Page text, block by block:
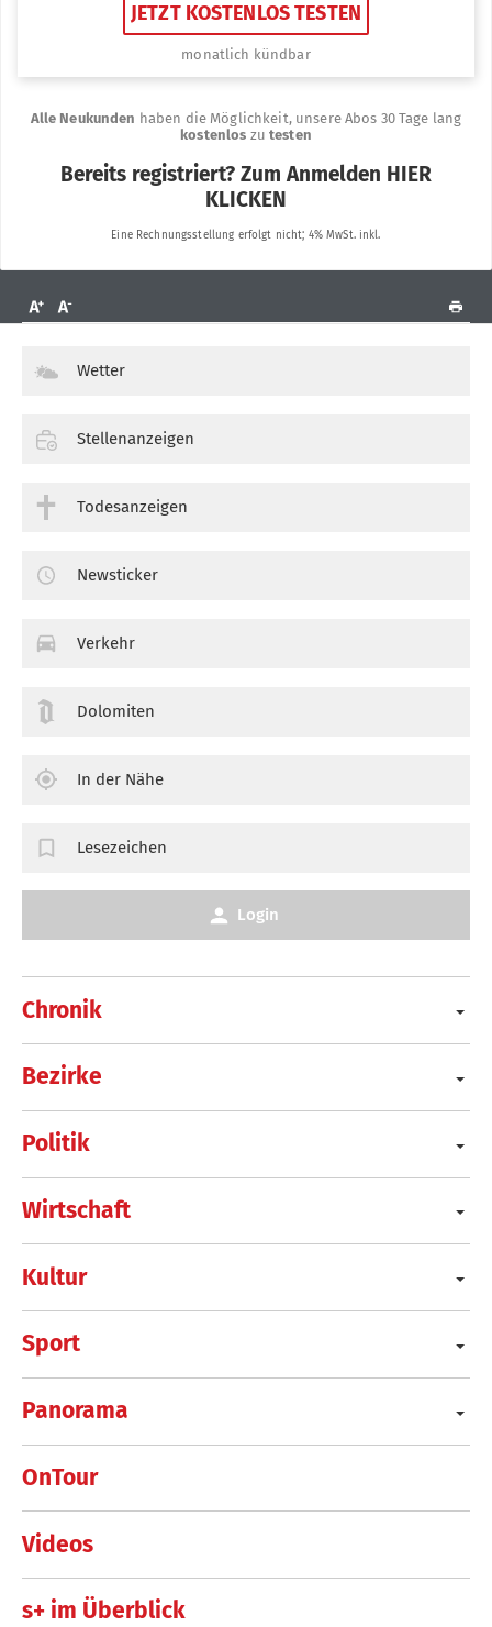
Chronik
Bezirke
Politik
Wirtschaft
Kultur
Sport
Panorama
OnTour
Videos
s+ im Überblick
Wetter
Stellenanzeigen
Todesanzeigen
Newsticker
Verkehr
Dolomiten
In der Nähe
Lesezeichen
Login